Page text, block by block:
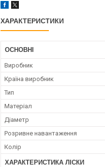
ХАРАКТЕРИСТИКИ
ОСНОВНІ
Виробник
Країна виробник
Тип
Матеріал
Діаметр
Розривне навантаження
Колір
ХАРАКТЕРИСТИКА ЛІСКИ